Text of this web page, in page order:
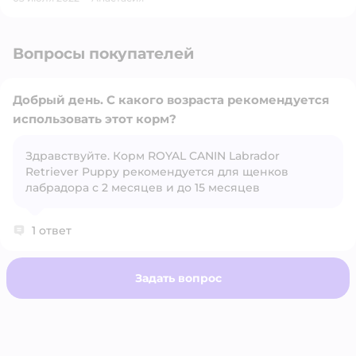
Вопросы покупателей
Открыть вопрос
Добрый день. С какого возраста рекомендуется
использовать этот корм?
Здравствуйте. Корм ROYAL CANIN Labrador
Retriever Puppy рекомендуется для щенков
лабрадора с 2 месяцев и до 15 месяцев
1 ответ
Задать вопрос